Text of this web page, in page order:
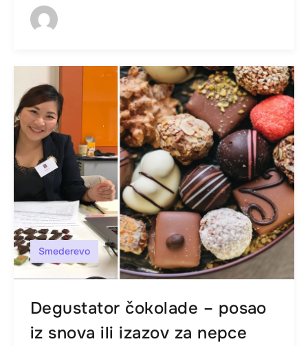
Smederevo
Degustator čokolade – posao
iz snova ili izazov za nepce